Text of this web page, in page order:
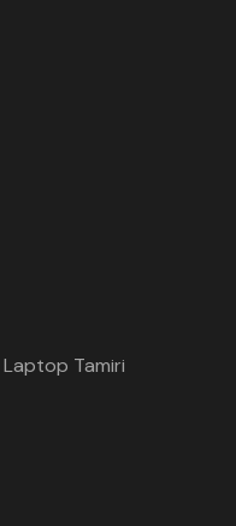
Tamiri